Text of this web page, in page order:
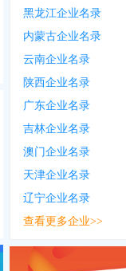
1383***6198 ， 0318***6595
黑龙江企业名录
内蒙古企业名录
云南企业名录
陕西企业名录
广东企业名录
吉林企业名录
澳门企业名录
天津企业名录
辽宁企业名录
查看更多企业>>